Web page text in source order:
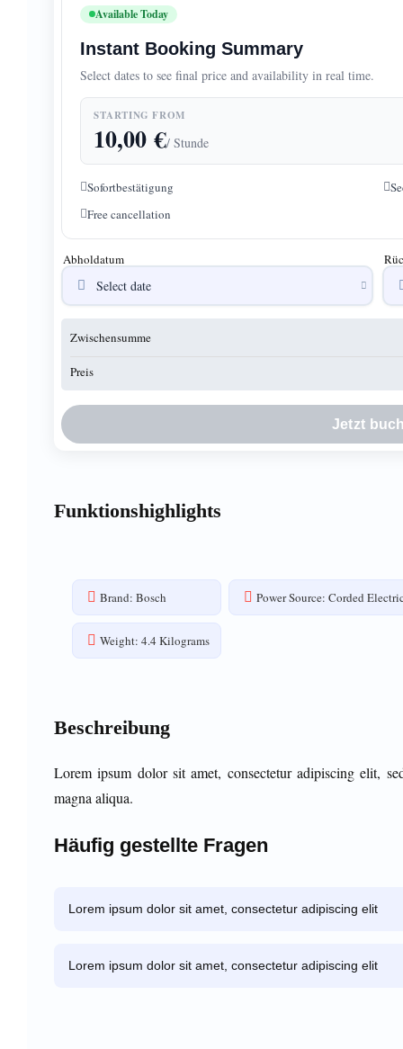
Available Today
Instant Booking Summary
Select dates to see final price and availability in real time.
STARTING FROM
10,00€/ Stunde
Sofortbestätigung
Free cancellation
Abholdatum
Zwischensumme
Preis
Jetzt
Funktionshighlights
Brand: Bosch Power Source: Corded
Weight: 4.4 Kilograms
Beschreibung
Lorem ipsum dolor sit amet, consectetur adipiscing elit,
magna aliqua.
Häufig gestellte Fragen
Lorem ipsum dolor sit amet, consectetur adipiscing elit
Lorem ipsum dolor sit amet, consectetur adipiscing elit